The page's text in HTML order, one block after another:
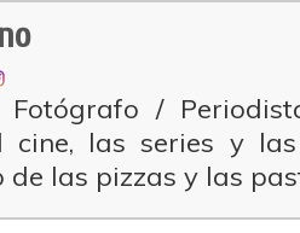
/
cine, las series y
de las pizzas y las